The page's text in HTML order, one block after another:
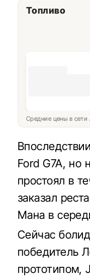
Топливо
Средние цены в
Ford G7A, но
простоял в
заказал
Мана в
Сейчас
победитель
прототипом,